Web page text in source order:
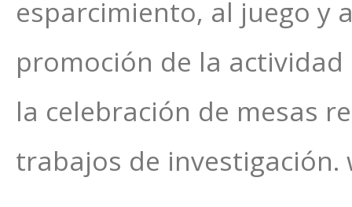
esparcimiento, al juego y
promoción de la
la celebración de mesas
trabajos de